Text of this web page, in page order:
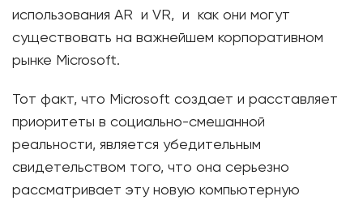
использования AR и VR, и как они могут
существовать на важнейшем корпоративном
рынке Microsoft.
Тот факт, что Microsoft создает и расставляет
приоритеты в социально-смешанной
реальности, является убедительным
свидетельством того, что она серьезно
рассматривает эту новую компьютерную